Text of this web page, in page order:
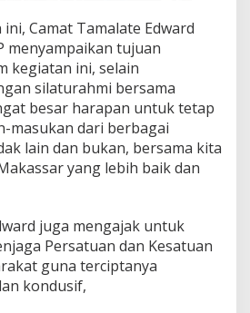
Camat Tamalate Edward
menyampaikan tujuan
kegiatan ini, selain
silaturahmi bersama
besar harapan untuk tetap
masukan dari berbagai
lain dan bukan, bersama kita
yang lebih baik dan
juga mengajak untuk
Persatuan dan Kesatuan
guna terciptanya
kondusif,